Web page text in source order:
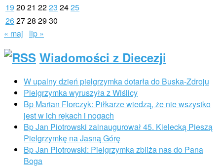
19 20 21 2223 2425
262728 2930
« maj
lip »
Wiadomości z Diecezji
W upalny dzień pielgrzymka dotarła do Buska-Zdroju
Pielgrzymka wyruszyła z Wiślicy
Bp Marian Florczyk: Piłkarze wiedzą, że nie wszystko
jest w ich rękach i nogach
Bp Jan Piotrowski zainaugurował 45. Kielecką Pieszą
Pielgrzymkę na Jasną Górę
Bp Jan Piotrowski: Pielgrzymka zbliża nas do Pana
Boga